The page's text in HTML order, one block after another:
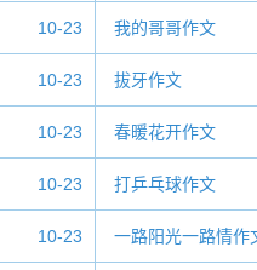
10-23 我的哥哥作文
10-23 拔牙作文
10-23 春暖花开作文
10-23 打乒乓球作文
10-23 一路阳光一路情作